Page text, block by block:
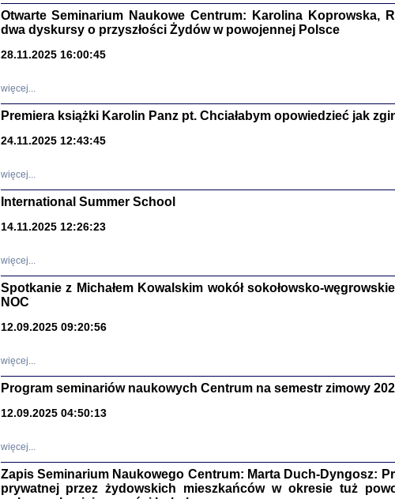
PISZĄCY TE
'z Dziennika' i
Józef Zelkowicz, tłum. z jidysz,
CZYTAJĄC GAZETĘ
Otwarte Seminarium Naukowe Centrum: Karolina Koprowska,
dwa dyskursy o przyszłości Żydów w powojennej Polsce
28.11.2025 16:00:45
więcej...
Premiera książki Karolin Panz pt. Chciałabym opowiedzieć jak
24.11.2025 12:43:45
więcej...
International Summer School
14.11.2025 12:26:23
więcej...
Spotkanie z Michałem Kowalskim wokół sokołowsko-
NOC
12.09.2025 09:20:56
więcej...
Program seminariów naukowych Centrum na semestr zimowy
12.09.2025 04:50:13
więcej...
Zapis Seminarium Naukowego Centrum: Marta Duch-Dyngosz:
prywatnej przez żydowskich mieszkańców w okresie tuż